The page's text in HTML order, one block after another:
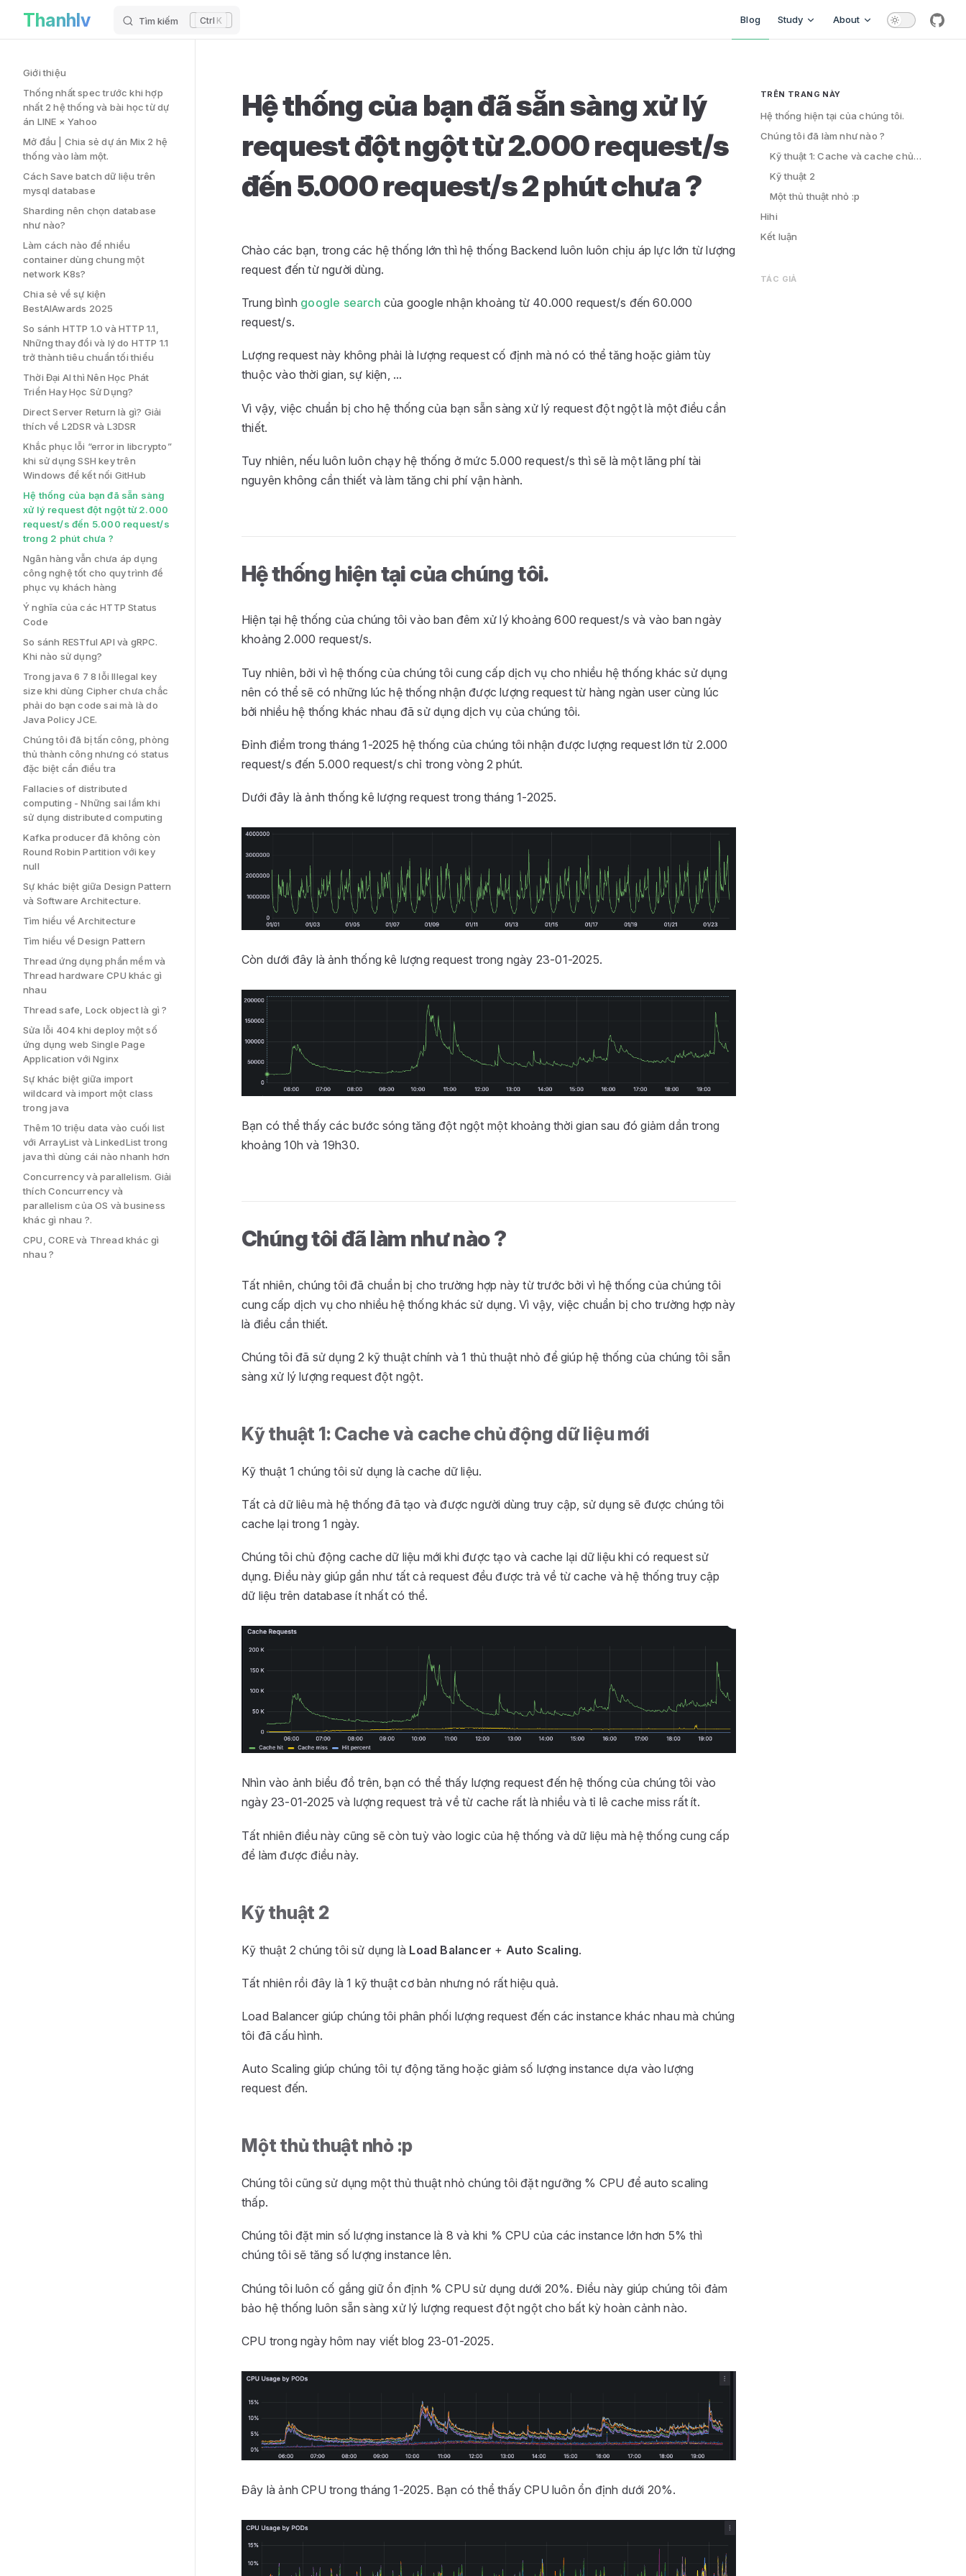
Skip to content
Thanhlv Tìm kiếm K Blog Study About
Sidebar Navigation
Giới thiệu
Thống nhất spec trước khi hợp
nhất 2 hệ thống và bài học từ dự
án LINE × Yahoo
Mở đầu | Chia sẻ dự án Mix 2 hệ
thống vào làm một.
Cách Save batch dữ liệu trên
mysql database
Sharding nên chọn database
như nào?
Làm cách nào để nhiều
container dùng chung một
network K8s?
Chia sẻ về sự kiện
BestAIAwards 2025
So sánh HTTP 1.0 và HTTP 1.1,
Những thay đổi và lý do HTTP 1.1
trở thành tiêu chuẩn tối thiểu
Thời Đại AI thì Nên Học Phát
Triển Hay Học Sử Dụng?
Direct Server Return là gì? Giải
thích về L2DSR và L3DSR
Khắc phục lỗi “error in libcrypto”
khi sử dụng SSH key trên
Windows để kết nối GitHub
Hệ thống của bạn đã sẵn sàng
xử lý request đột ngột từ 2.000
request/s đến 5.000 request/s
trong 2 phút chưa ?
Ngân hàng vẫn chưa áp dụng
công nghệ tốt cho quy trình để
phục vụ khách hàng
Ý nghĩa của các HTTP Status
Code
So sánh RESTful API và gRPC.
Khi nào sử dụng?
Trong java 6 7 8 lỗi Illegal key
size khi dùng Cipher chưa chắc
phải do bạn code sai mà là do
Java Policy JCE.
Chúng tôi đã bị tấn công, phòng
thủ thành công nhưng có status
đặc biệt cần điều tra
Fallacies of distributed
computing - Những sai lầm khi
sử dụng distributed computing
Kafka producer đã không còn
Round Robin Partition với key
null
Sự khác biệt giữa Design Pattern
và Software Architecture.
Tìm hiểu về Architecture
Tìm hiểu về Design Pattern
Thread ứng dụng phần mềm và
Thread hardware CPU khác gì
nhau
Thread safe, Lock object là gì ?
Sửa lỗi 404 khi deploy một số
ứng dụng web Single Page
Application với Nginx
Sự khác biệt giữa import
wildcard và import một class
trong java
Thêm 10 triệu data vào cuối list
với ArrayList và LinkedList trong
java thì dùng cái nào nhanh hơn
Concurrency và parallelism. Giải
thích Concurrency và
parallelism của OS và business
khác gì nhau ?.
CPU, CORE và Thread khác gì
nhau ?
TRÊN TRANG NÀY
Table of Contents for current page
Hệ thống hiện tại của chúng tôi.
Chúng tôi đã làm như nào ?
Kỹ thuật 1: Cache và cache chủ động dữ liệu mới
Kỹ thuật 2
Một thủ thuật nhỏ :p
Hihi
Kết luận
TÁC GIẢ
Hệ thống của bạn đã sẵn sàng xử lý
request đột ngột từ 2.000 request/s
đến 5.000 request/s 2 phút chưa ?
Chào các bạn, trong các hệ thống lớn thì hệ thống Backend luôn luôn chịu áp lực lớn từ lượng
request đến từ người dùng.
Trung bình google search của google nhận khoảng từ 40.000 request/s đến 60.000
request/s.
Lượng request này không phải là lượng request cố định mà nó có thể tăng hoặc giảm tùy
thuộc vào thời gian, sự kiện, ...
Vì vậy, việc chuẩn bị cho hệ thống của bạn sẵn sàng xử lý request đột ngột là một điều cần
thiết.
Tuy nhiên, nếu luôn luôn chạy hệ thống ở mức 5.000 request/s thì sẽ là một lãng phí tài
nguyên không cần thiết và làm tăng chi phí vận hành.
Hệ thống hiện tại của chúng tôi.
Hiện tại hệ thống của chúng tôi vào ban đêm xử lý khoảng 600 request/s và vào ban ngày
khoảng 2.000 request/s.
Tuy nhiên, bởi vì hệ thống của chúng tôi cung cấp dịch vụ cho nhiều hệ thống khác sử dụng
nên có thể sẽ có những lúc hệ thống nhận được lượng request từ hàng ngàn user cùng lúc
bởi nhiều hệ thống khác nhau đã sử dụng dịch vụ của chúng tôi.
Đỉnh điểm trong tháng 1-2025 hệ thống của chúng tôi nhận được lượng request lớn từ 2.000
request/s đến 5.000 request/s chỉ trong vòng 2 phút.
Dưới đây là ảnh thống kê lượng request trong tháng 1-2025.
Còn dưới đây là ảnh thống kê lượng request trong ngày 23-01-2025.
Bạn có thể thấy các bước sóng tăng đột ngột một khoảng thời gian sau đó giảm dần trong
khoảng 10h và 19h30.
Chúng tôi đã làm như nào ?
Tất nhiên, chúng tôi đã chuẩn bị cho trường hợp này từ trước bởi vì hệ thống của chúng tôi
cung cấp dịch vụ cho nhiều hệ thống khác sử dụng. Vì vậy, việc chuẩn bị cho trường hợp này
là điều cần thiết.
Chúng tôi đã sử dụng 2 kỹ thuật chính và 1 thủ thuật nhỏ để giúp hệ thống của chúng tôi sẵn
sàng xử lý lượng request đột ngột.
Kỹ thuật 1: Cache và cache chủ động dữ liệu mới
Kỹ thuật 1 chúng tôi sử dụng là cache dữ liệu.
Tất cả dữ liêu mà hệ thống đã tạo và được người dùng truy cập, sử dụng sẽ được chúng tôi
cache lại trong 1 ngày.
Chúng tôi chủ động cache dữ liệu mới khi được tạo và cache lại dữ liệu khi có request sử
dụng. Điều này giúp gần như tất cả request đều được trả về từ cache và hệ thống truy cập
dữ liệu trên database ít nhất có thể.
Nhìn vào ảnh biểu đồ trên, bạn có thể thấy lượng request đến hệ thống của chúng tôi vào
ngày 23-01-2025 và lượng request trả về từ cache rất là nhiều và tỉ lê cache miss rất ít.
Tất nhiên điều này cũng sẽ còn tuỳ vào logic của hệ thống và dữ liệu mà hệ thống cung cấp
để làm được điều này.
Kỹ thuật 2
Kỹ thuật 2 chúng tôi sử dụng là Load Balancer + Auto Scaling.
Tất nhiên rồi đây là 1 kỹ thuật cơ bản nhưng nó rất hiệu quả.
Load Balancer giúp chúng tôi phân phối lượng request đến các instance khác nhau mà chúng
tôi đã cấu hình.
Auto Scaling giúp chúng tôi tự động tăng hoặc giảm số lượng instance dựa vào lượng
request đến.
Một thủ thuật nhỏ :p
Chúng tôi cũng sử dụng một thủ thuật nhỏ chúng tôi đặt ngưỡng % CPU để auto scaling
thấp.
Chúng tôi đặt min số lượng instance là 8 và khi % CPU của các instance lớn hơn 5% thì
chúng tôi sẽ tăng số lượng instance lên.
Chúng tôi luôn cố gắng giữ ổn định % CPU sử dụng dưới 20%. Điều này giúp chúng tôi đảm
bảo hệ thống luôn sẵn sàng xử lý lượng request đột ngột cho bất kỳ hoàn cảnh nào.
CPU trong ngày hôm nay viết blog 23-01-2025.
Đây là ảnh CPU trong tháng 1-2025. Bạn có thể thấy CPU luôn ổn định dưới 20%.
Hệ thống của bạn đã sẵn sàng xử lý request đột ngột từ 2.000 request/s đến 5.000 request/s trong 2 phút chưa ? has loaded